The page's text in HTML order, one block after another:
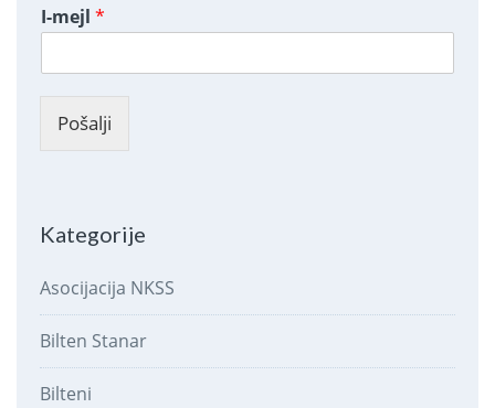
I-mejl *
Pošalji
Kategorije
Asocijacija NKSS
Bilten Stanar
Bilteni